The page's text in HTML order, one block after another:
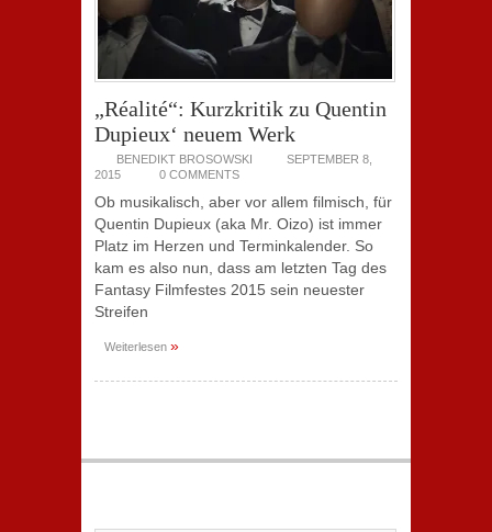
„Réalité“: Kurzkritik zu Quentin
Dupieux‘ neuem Werk
BENEDIKT BROSOWSKI
SEPTEMBER 8,
2015
0 COMMENTS
Ob musikalisch, aber vor allem filmisch, für
Quentin Dupieux (aka Mr. Oizo) ist immer
Platz im Herzen und Terminkalender. So
kam es also nun, dass am letzten Tag des
Fantasy Filmfestes 2015 sein neuester
Streifen
Weiterlesen »